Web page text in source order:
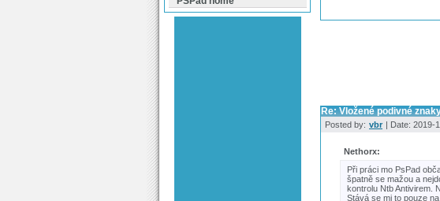
Re: Vložené podivné
Posted by: vbr | Date: 2019-
Nethorx:
Při práci mo PsPad
špatně se mažou a
kontrolu Ntb Antivirem.
Stává se mi to pouze